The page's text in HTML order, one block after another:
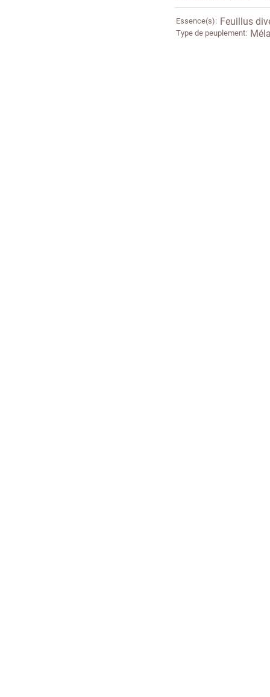
Essence(s) Feuillus
Type de peuplement